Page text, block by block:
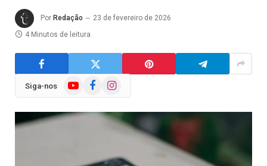
Por Redação
23 de fevereiro de 2026
4 Minutos de leitura
Siga-nos YouTubeFacebookInstagram